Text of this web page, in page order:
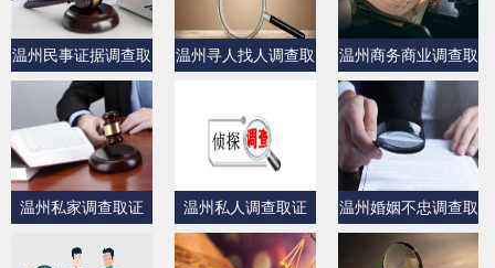
温州民事证据调查取
温州寻人找人调查取
温州商务商业调查取
温州私家调查取证 温州私人调查取证
温州婚姻不忠调查取
证